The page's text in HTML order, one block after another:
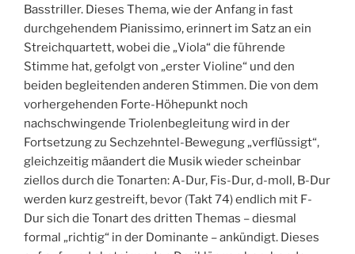
Basstriller. Dieses Thema, wie der Anfang in fast
durchgehendem Pianissimo, erinnert im Satz an ein
Streichquartett, wobei die „Viola“ die führende
Stimme hat, gefolgt von „erster Violine“ und den
beiden begleitenden anderen Stimmen. Die von dem
vorhergehenden Forte-Höhepunkt noch
nachschwingende Triolenbegleitung wird in der
Fortsetzung zu Sechzehntel-Bewegung „verflüssigt“,
gleichzeitig mäandert die Musik wieder scheinbar
ziellos durch die Tonarten: A-Dur, Fis-Dur, d-moll, B-Dur
werden kurz gestreift, bevor (Takt 74) endlich mit F-
Dur sich die Tonart des dritten Themas – diesmal
formal „richtig“ in der Dominante – ankündigt. Dieses